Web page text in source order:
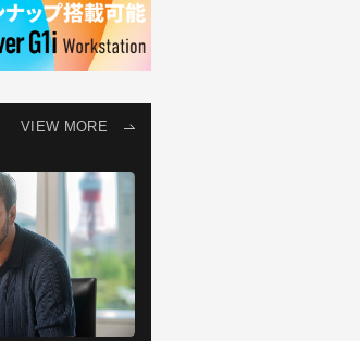
VIEW MORE